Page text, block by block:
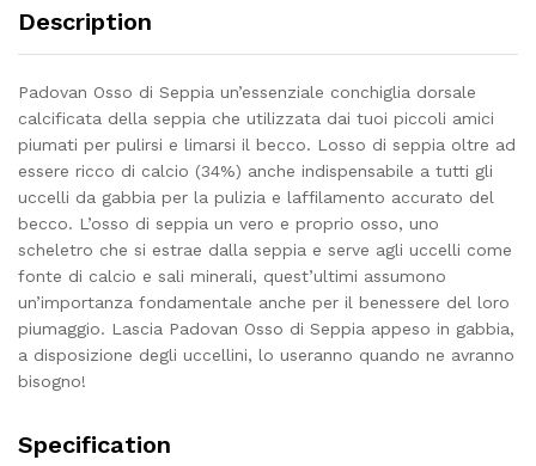
Description
Padovan Osso di Seppia un’essenziale conchiglia dorsale
calcificata della seppia che utilizzata dai tuoi piccoli amici
piumati per pulirsi e limarsi il becco. Losso di seppia oltre ad
essere ricco di calcio (34%) anche indispensabile a tutti gli
uccelli da gabbia per la pulizia e laffilamento accurato del
becco. L’osso di seppia un vero e proprio osso, uno
scheletro che si estrae dalla seppia e serve agli uccelli come
fonte di calcio e sali minerali, quest’ultimi assumono
un’importanza fondamentale anche per il benessere del loro
piumaggio. Lascia Padovan Osso di Seppia appeso in gabbia,
a disposizione degli uccellini, lo useranno quando ne avranno
bisogno!
Specification